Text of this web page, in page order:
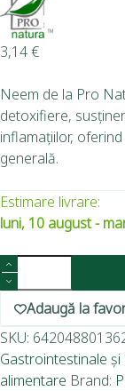
3,14€
Neem de la Pro
detoxifiere,
inflamațiilor,
generală.
Estimare livrare:
luni, 10 august -
Adaugă la
SKU:
Gastrointestinale și
alimentare Brand: